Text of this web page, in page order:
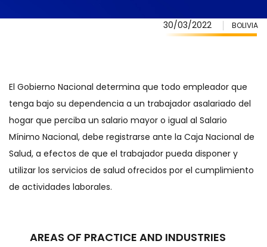
30/03/2022 BOLIVIA
El Gobierno Nacional determina que todo empleador que
tenga bajo su dependencia a un trabajador asalariado del
hogar que perciba un salario mayor o igual al Salario
Mínimo Nacional, debe registrarse ante la Caja Nacional de
Salud, a efectos de que el trabajador pueda disponer y
utilizar los servicios de salud ofrecidos por el cumplimiento
de actividades laborales.
AREAS OF PRACTICE AND INDUSTRIES